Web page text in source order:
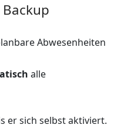
Abwesenheiten
alle
er sich selbst aktiviert.